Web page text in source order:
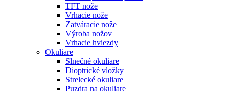
TFT nože
Vrhacie nože
Zatváracie nože
Výroba nožov
Vrhacie hviezdy
Okuliare
Slnečné okuliare
Dioptrické vložky
Strelecké okuliare
Puzdra na okuliare